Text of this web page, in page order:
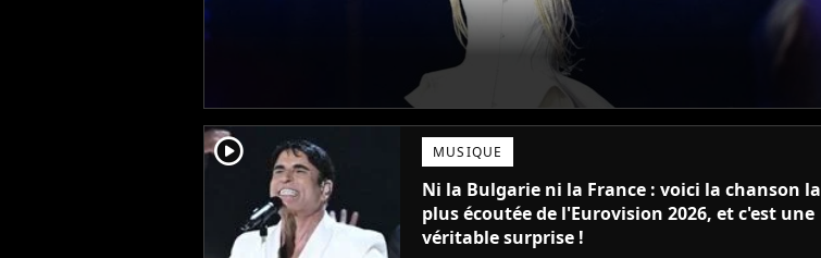
player2 MUSIQUE
Ni la Bulgarie ni la France : voici la chanson la
plus écoutée de l'Eurovision 2026, et c'est une
véritable surprise !